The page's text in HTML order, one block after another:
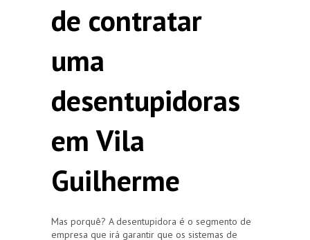
de contratar
uma
desentupidoras
em Vila
Guilherme
Mas porquê? A desentupidora é o segmento de
empresa que irá garantir que os sistemas de